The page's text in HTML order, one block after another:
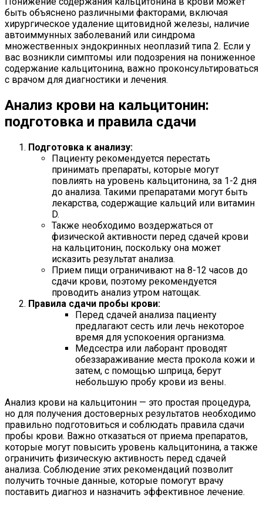
быть объяснено различными факторами, включая
хирургическое удаление щитовидной железы, наличие
автоиммунных заболеваний или синдрома
множественных эндокринных неоплазий типа 2. Если у
вас возникли симптомы или подозрения на пониженное
содержание кальцитонина, важно проконсультироваться
с врачом для диагностики и лечения.
Анализ крови на кальцитонин:
подготовка и правила сдачи
Подготовка к анализу:
Пациенту рекомендуется перестать
принимать препараты, которые могут
повлиять на уровень кальцитонина, за 1-2 дня
до анализа. Такими препаратами могут быть
лекарства, содержащие кальций или витамин
D.
Также необходимо воздержаться от
физической активности перед сдачей крови
на кальцитонин, поскольку она может
исказить результат анализа.
Прием пищи ограничивают на 8-12 часов до
сдачи крови, поэтому рекомендуется
проводить анализ утром натощак.
Правила сдачи пробы крови:
Перед сдачей анализа пациенту
предлагают сесть или лечь некоторое
время для успокоения организма.
Медсестра или лаборант проводят
обеззараживание места прокола кожи и
затем, с помощью шприца, берут
небольшую пробу крови из вены.
Анализ крови на кальцитонин — это простая процедура,
но для получения достоверных результатов необходимо
правильно подготовиться и соблюдать правила сдачи
пробы крови. Важно отказаться от приема препаратов,
которые могут повысить уровень кальцитонина, а также
ограничить физическую активность перед сдачей
анализа. Соблюдение этих рекомендаций позволит
получить точные данные, которые помогут врачу
поставить диагноз и назначить эффективное лечение.